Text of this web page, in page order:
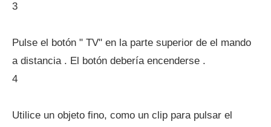
3
Pulse el botón " TV" en la parte superior de el mando
a distancia . El botón debería encenderse .
4
Utilice un objeto fino, como un clip para pulsar el